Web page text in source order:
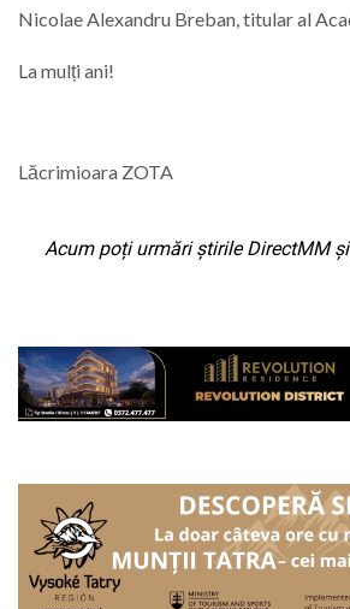
Nicolae Alexandru Breban, titular al
La mulți ani!
Lăcrimioara ZOTA
Acum poți urmări știrile DirectMM